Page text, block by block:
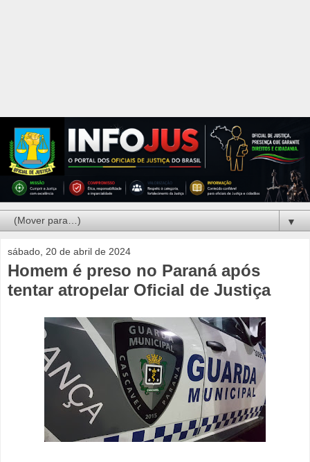
▼
sábado, 20 de abril de 2024
Homem é preso no Paraná após
tentar atropelar Oficial de Justiça